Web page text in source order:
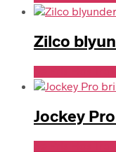
Zilco
Jockey